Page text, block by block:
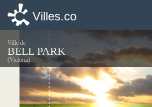
Villes.co
Ville de
BELL PARK
(Victoria)
Villes.co